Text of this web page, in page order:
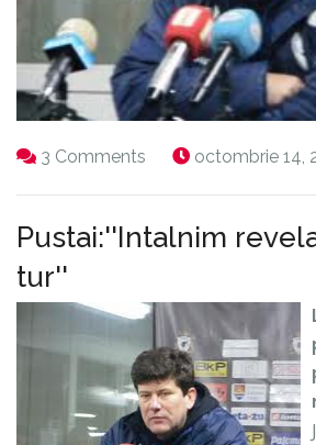
3 Comments octombrie 14,
Pustai:''Intalnim
tur''